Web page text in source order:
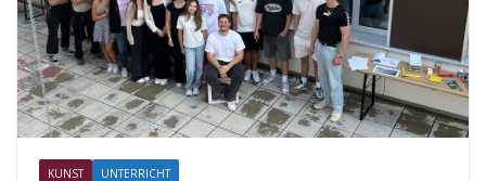
KUNST UNTERRICHT